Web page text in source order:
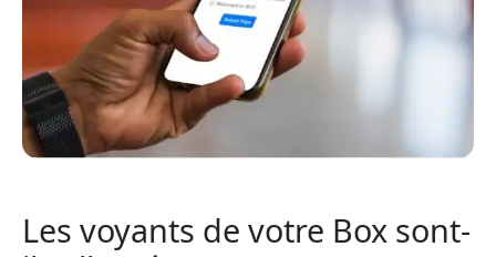
Les voyants de votre Box sont-